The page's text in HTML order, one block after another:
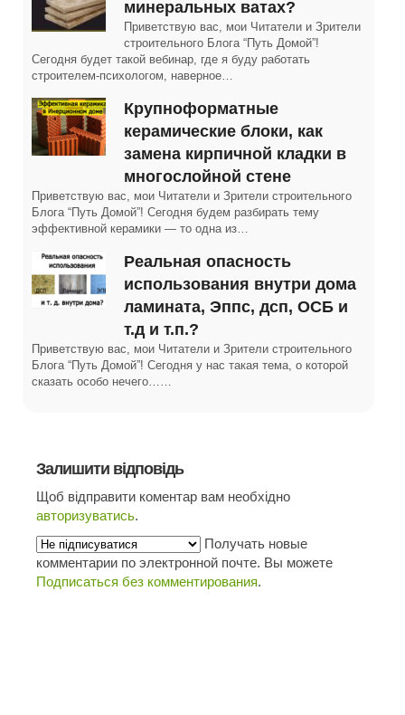
минеральных ватах?
Приветствую вас, мои Читатели и Зрители
строительного Блога “Путь Домой”!
Сегодня будет такой вебинар, где я буду работать
строителем-психологом, наверное…
Крупноформатные
керамические блоки, как
замена кирпичной кладки в
многослойной стене
Приветствую вас, мои Читатели и Зрители строительного
Блога “Путь Домой”! Сегодня будем разбирать тему
эффективной керамики — то одна из…
Реальная опасность
использования внутри дома
ламината, Эппс, дсп, ОСБ и
т.д и т.п.?
Приветствую вас, мои Читатели и Зрители строительного
Блога “Путь Домой”! Сегодня у нас такая тема, о которой
сказать особо нечего……
Залишити відповідь
Щоб відправити коментар вам необхідно
авторизуватись.
Получать новые
комментарии по электронной почте. Вы можете
Подписаться без комментирования.